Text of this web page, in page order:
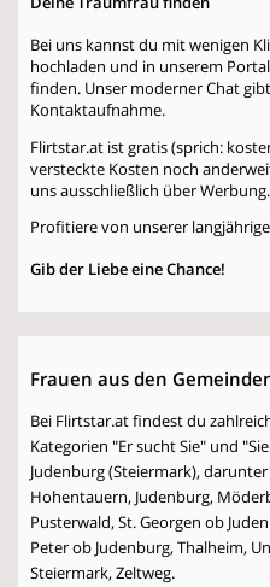
Bei uns kannst du mit wenigen
hochladen und in unserem
finden. Unser moderner Chat
Kontaktaufnahme.
Flirtstar.at ist gratis (sprich:
versteckte Kosten noch
uns ausschließlich über Werbung.
Profitiere von unserer
Gib der Liebe eine Chance!
Frauen aus den
Bei Flirtstar.at findest du
Kategorien "Er sucht Sie" und
Judenburg (Steiermark),
Hohentauern, Judenburg,
Pusterwald, St. Georgen ob
Peter ob Judenburg, Thalheim,
Steiermark, Zeltweg.